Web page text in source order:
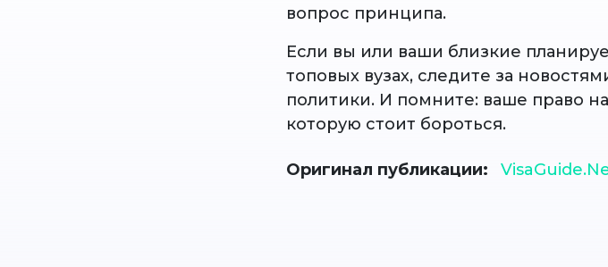
вопрос принципа.
Если вы или ваши близкие
топовых вузах, следите за
политики. И помните: ваше право
которую стоит бороться.
Оригинал публикации